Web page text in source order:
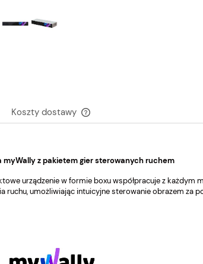
Koszty dostawy
myWally z pakietem gier sterowanych ruchem
urządzenie w formie boxu współpracuje z
ruchu, umożliwiając intuicyjne sterowanie obrazem za